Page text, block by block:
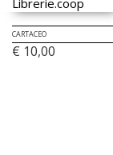
CARTACEO
€ 10,00